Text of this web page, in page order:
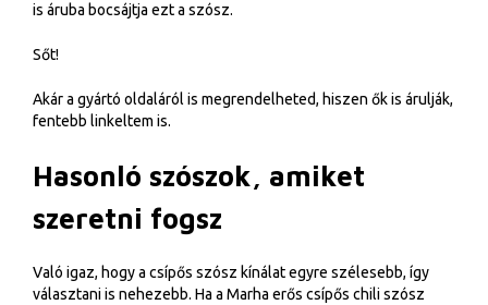
is áruba bocsájtja ezt a szósz.
Sőt!
Akár a gyártó oldaláról is megrendelheted, hiszen ők is árulják,
fentebb linkeltem is.
Hasonló szószok, amiket
szeretni fogsz
Való igaz, hogy a csípős szósz kínálat egyre szélesebb, így
választani is nehezebb. Ha a Marha erős csípős chili szósz